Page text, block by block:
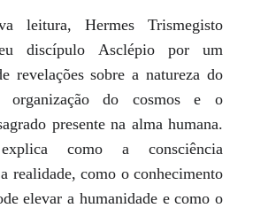
leitura, Hermes Trismegisto
discípulo Asclépio por um
revelações sobre a natureza do
do cosmos e o
presente na alma humana.
como a consciência
realidade, como o conhecimento
elevar a humanidade e como o